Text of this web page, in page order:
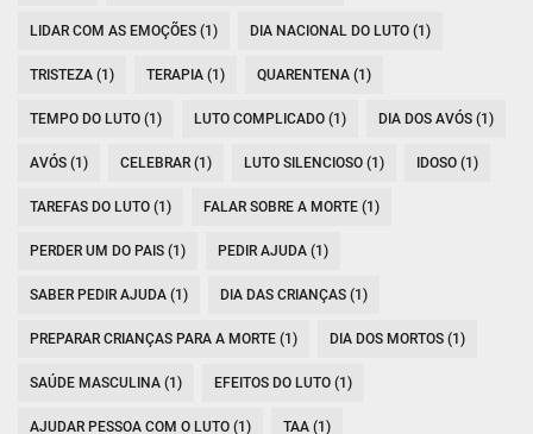
LIDAR COM AS EMOÇÕES (1) DIA NACIONAL DO LUTO (1)
TRISTEZA (1) TERAPIA (1) QUARENTENA (1)
TEMPO DO LUTO (1) LUTO COMPLICADO (1) DIA DOS AVÓS (1)
AVÓS (1) CELEBRAR (1) LUTO SILENCIOSO (1) IDOSO (1)
TAREFAS DO LUTO (1) FALAR SOBRE A MORTE (1)
PERDER UM DO PAIS (1) PEDIR AJUDA (1)
SABER PEDIR AJUDA (1) DIA DAS CRIANÇAS (1)
PREPARAR CRIANÇAS PARA A MORTE (1) DIA DOS MORTOS (1)
SAÚDE MASCULINA (1) EFEITOS DO LUTO (1)
AJUDAR PESSOA COM O LUTO (1) TAA (1)